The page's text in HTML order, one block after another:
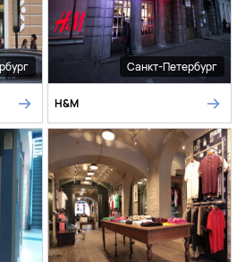
Санкт-Петербург
H&M